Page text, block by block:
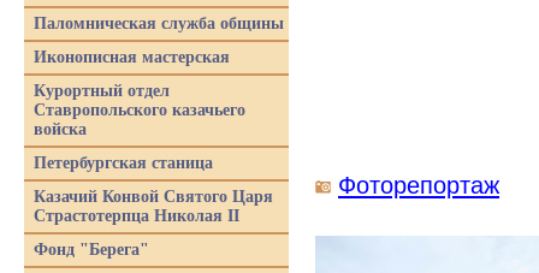
Фоторепортаж
Паломническая служба общины
Иконописная мастерская
Курортный отдел
Ставропольского казачьего
войска
Петербургская станица
Казачий Конвой Святого Царя
Страстотерпца Николая II
Фонд "Берега"